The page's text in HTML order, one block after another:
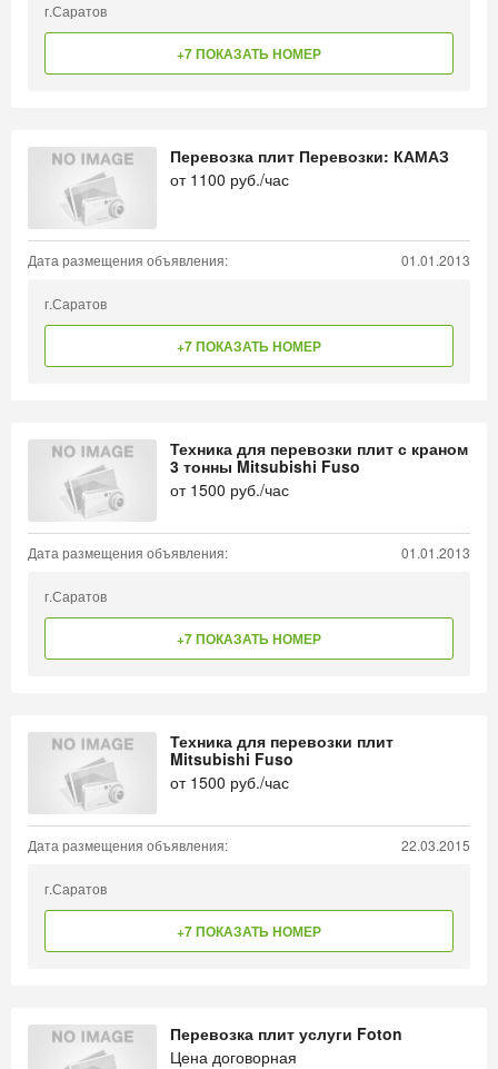
г.Саратов
+7 ПОКАЗАТЬ НОМЕР
Перевозка плит Перевозки: КАМАЗ
от 1100 руб./час
Дата размещения объявления: 01.01.2013
г.Саратов
+7 ПОКАЗАТЬ НОМЕР
Техника для перевозки плит с краном
3 тонны Mitsubishi Fuso
от 1500 руб./час
Дата размещения объявления: 01.01.2013
г.Саратов
+7 ПОКАЗАТЬ НОМЕР
Техника для перевозки плит
Mitsubishi Fuso
от 1500 руб./час
Дата размещения объявления: 22.03.2015
г.Саратов
+7 ПОКАЗАТЬ НОМЕР
Перевозка плит услуги Foton
Цена договорная